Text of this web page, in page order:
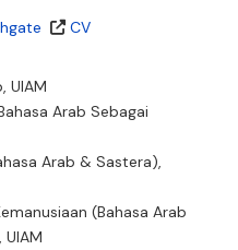
CV
UIAM
Arab Sebagai
Arab & Sastera),
(Bahasa Arab